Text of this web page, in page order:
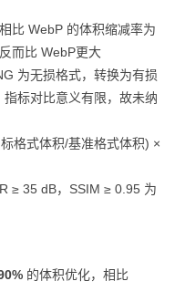
比 WebP 的体积缩减率为
而比 WebP更大
为无损格式，转换为有损
标对比意义有限，故未纳
格式体积/基准格式体积) ×
≥ 35 dB，SSIM ≥ 0.95 为
的体积优化，相比